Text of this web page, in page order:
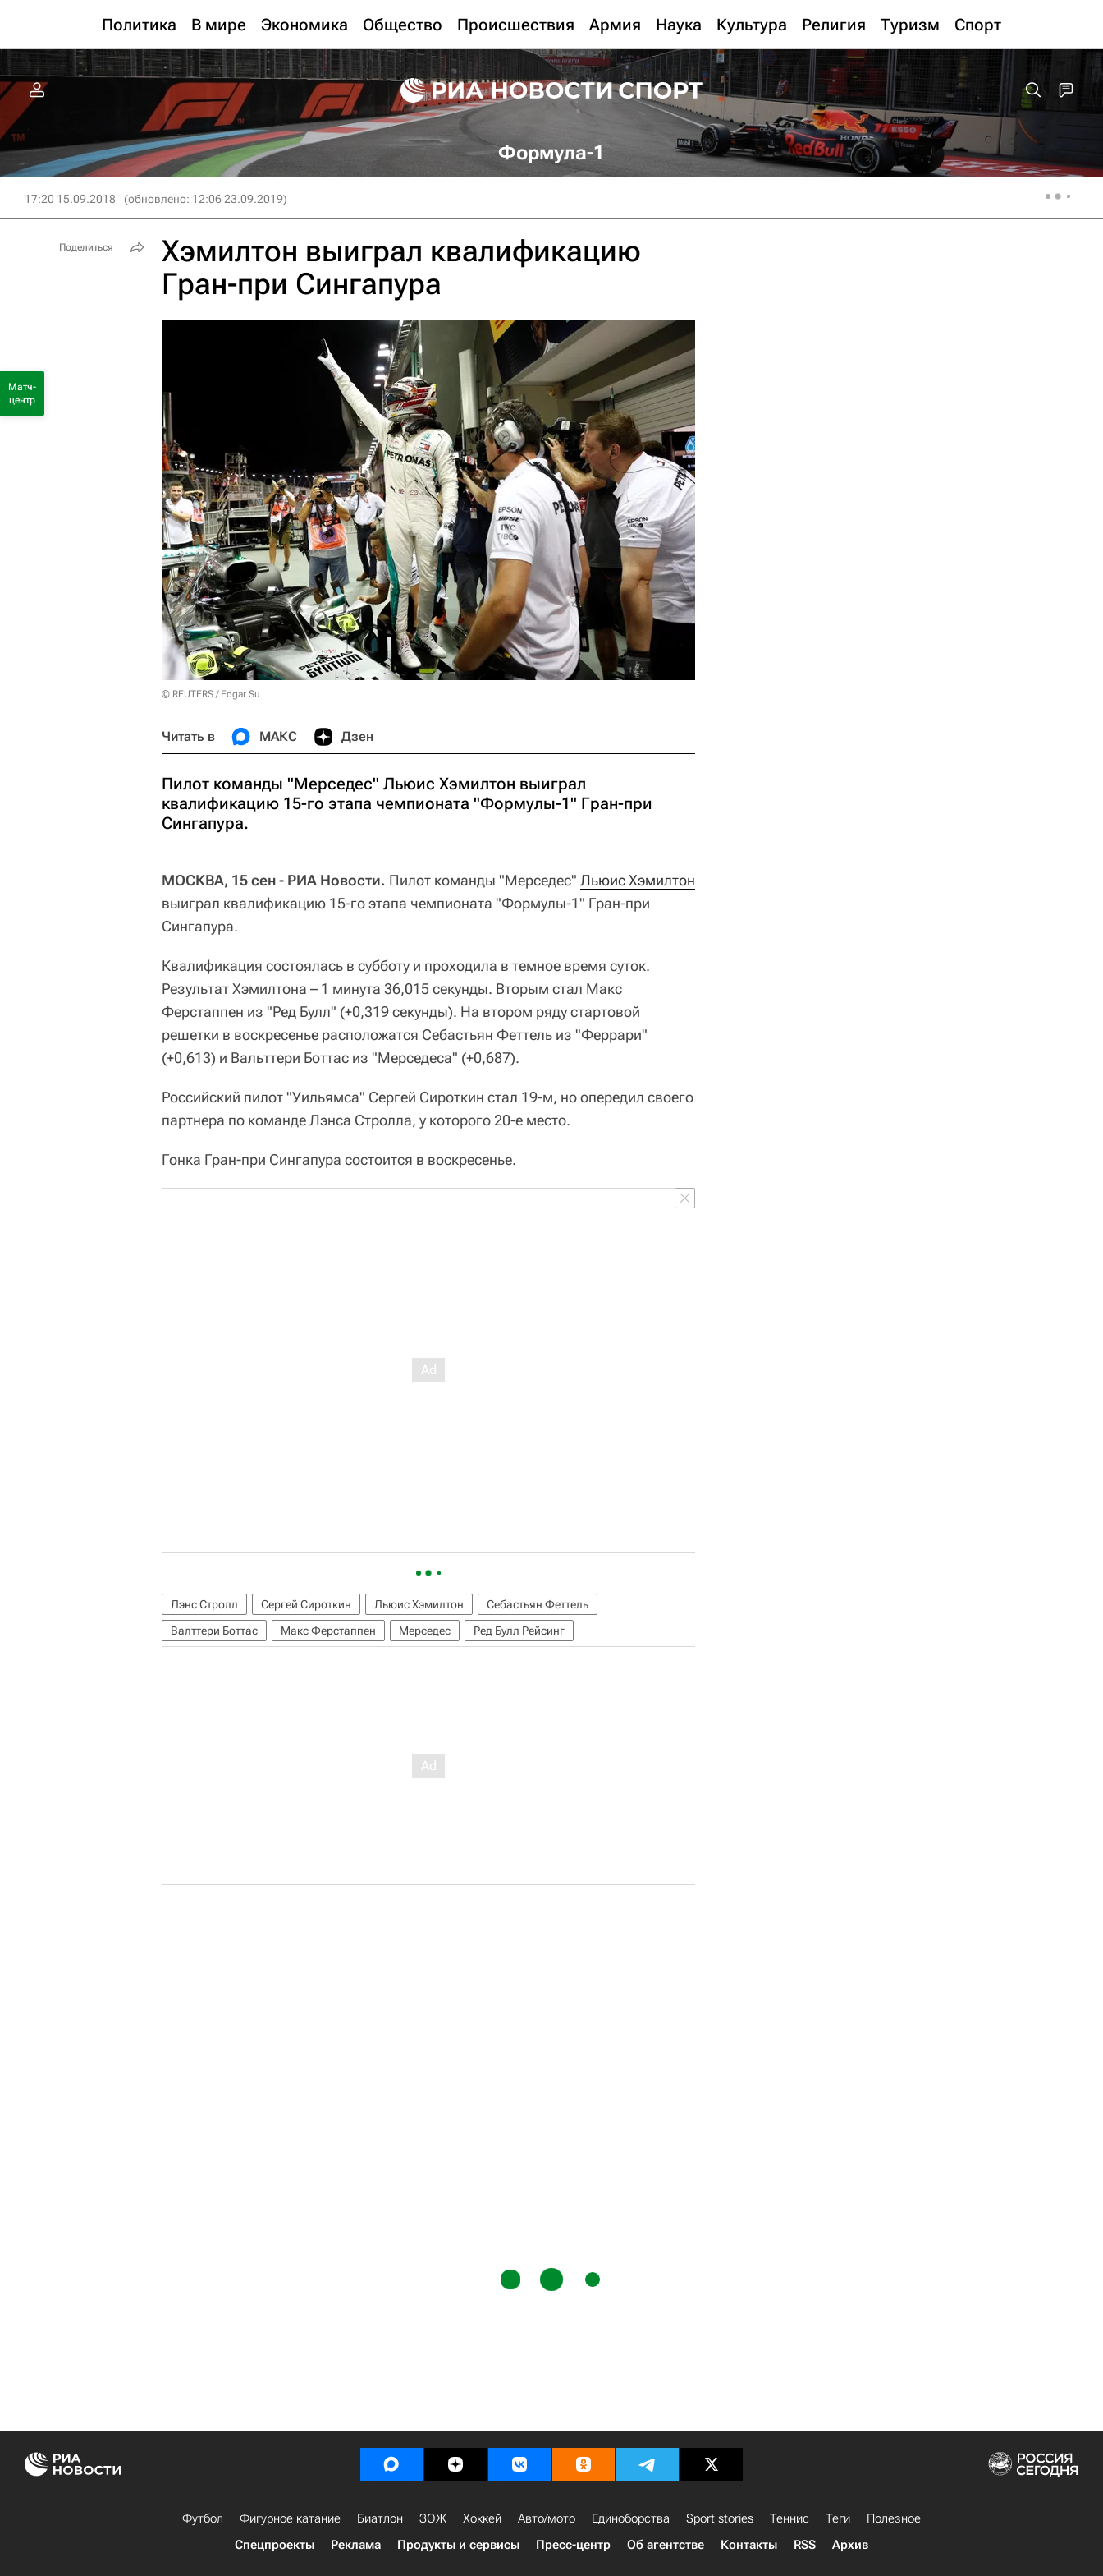
Политика В мире Экономика Общество Происшествия Армия Наука Культура Религия Туризм Спорт
Формула-1
17:20 15.09.2018 (обновлено: 12:06 23.09.2019)
Хэмилтон выиграл квалификацию
Гран-при Сингапура
© REUTERS / Edgar Su
Читать в МАКС Дзен
Пилот команды "Мерседес" Льюис Хэмилтон выиграл
квалификацию 15-го этапа чемпионата "Формулы-1" Гран-при
Сингапура.
МОСКВА, 15 сен - РИА Новости. Пилот команды "Мерседес" Льюис Хэмилтон
выиграл квалификацию 15-го этапа чемпионата "Формулы-1" Гран-при
Сингапура.
Квалификация состоялась в субботу и проходила в темное время суток.
Результат Хэмилтона – 1 минута 36,015 секунды. Вторым стал Макс
Ферстаппен из "Ред Булл" (+0,319 секунды). На втором ряду стартовой
решетки в воскресенье расположатся Себастьян Феттель из "Феррари"
(+0,613) и Вальттери Боттас из "Мерседеса" (+0,687).
Российский пилот "Уильямса" Сергей Сироткин стал 19-м, но опередил своего
партнера по команде Лэнса Стролла, у которого 20-е место.
Гонка Гран-при Сингапура состоится в воскресенье.
Лэнс Стролл Сергей Сироткин Льюис Хэмилтон
Себастьян Феттель
Валттери Боттас
Макс Ферстаппен Мерседес Ред Булл Рейсинг
Поделиться
Матч-
центр
Футбол Фигурное катание Биатлон ЗОЖ Хоккей Авто/мото Единоборства Sport stories Теннис Теги
Полезное
Спецпроекты
Реклама Продукты и сервисы Пресс-центр Об агентстве Контакты RSS Архив